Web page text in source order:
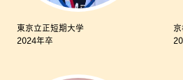
東京立正短期大学
2024年卒